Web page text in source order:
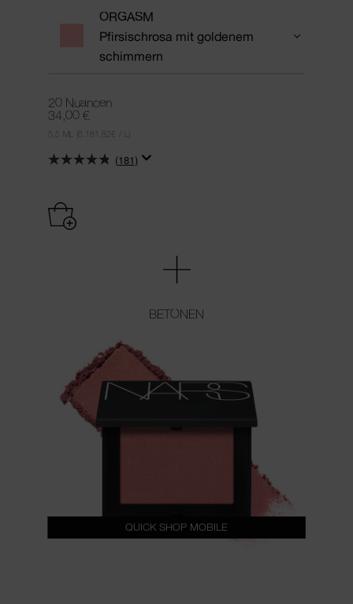
(181)
ORGASM
Pfirsischrosa mit goldenem
schimmern
20 Nuancen
34,00 €
(6.181,82€ / L)
BETONEN
QUICK SHOP MOBILE